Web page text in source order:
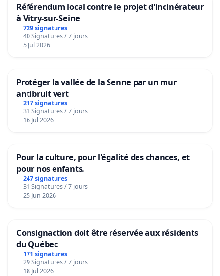
Référendum local contre le projet d'incinérateur
à Vitry-sur-Seine
729 signatures
40 Signatures / 7 jours
5 Jul 2026
Protéger la vallée de la Senne par un mur
antibruit vert
217 signatures
31 Signatures / 7 jours
16 Jul 2026
Pour la culture, pour l'égalité des chances, et
pour nos enfants.
247 signatures
31 Signatures / 7 jours
25 Jun 2026
Consignaction doit être réservée aux résidents
du Québec
171 signatures
29 Signatures / 7 jours
18 Jul 2026